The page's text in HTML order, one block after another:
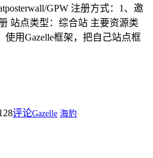
GPW 注册方式：1、邀
站点类型：综合站 主要资源类
用Gazelle框架，把自己站点框
评论Gazelle 海豹